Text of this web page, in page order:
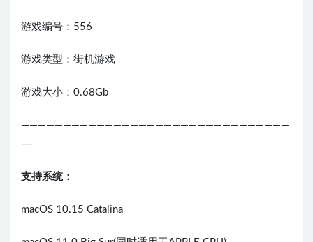
游戏编号：556
游戏类型：街机游戏
游戏大小：0.68Gb
————————————————————————————————
—-
支持系统：
macOS 10.15 Catalina